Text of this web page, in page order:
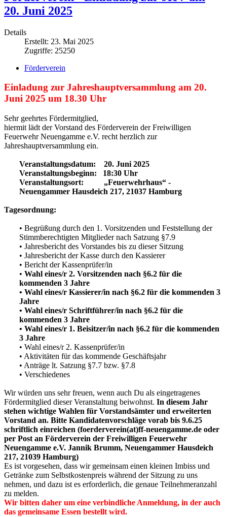
20. Juni 2025
Details
Erstellt: 23. Mai 2025
Zugriffe: 25250
Förderverein
Einladung zur Jahreshauptversammlung am 20.
Juni 2025 um 18.30 Uhr
Sehr geehrtes Fördermitglied,
hiermit lädt der Vorstand des Förderverein der Freiwilligen
Feuerwehr Neuengamme e.V. recht herzlich zur
Jahreshauptversammlung ein.
Veranstaltungsdatum: 20. Juni 2025
Veranstaltungsbeginn: 18:30 Uhr
Veranstaltungsort: „Feuerwehrhaus“ -
Neuengammer Hausdeich 217, 21037 Hamburg
Tagesordnung:
• Begrüßung durch den 1. Vorsitzenden und Feststellung der
Stimmberechtigten Mitglieder nach Satzung §7.9
• Jahresbericht des Vorstandes bis zu dieser Sitzung
• Jahresbericht der Kasse durch den Kassierer
• Bericht der Kassenprüfer/in
• Wahl eines/r 2. Vorsitzenden nach §6.2 für die
kommenden 3 Jahre
• Wahl eines/r Kassierer/in nach §6.2 für die kommenden 3
Jahre
• Wahl eines/r Schriftführer/in nach §6.2 für die
kommenden 3 Jahre
• Wahl eines/r 1. Beisitzer/in nach §6.2 für die kommenden
3 Jahre
• Wahl eines/r 2. Kassenprüfer/in
• Aktivitäten für das kommende Geschäftsjahr
• Anträge lt. Satzung §7.7 bzw. §7.8
• Verschiedenes
Wir würden uns sehr freuen, wenn auch Du als eingetragenes
Fördermitglied dieser Veranstaltung beiwohnst. In diesem Jahr
stehen wichtige Wahlen für Vorstandsämter und erweiterten
Vorstand an. Bitte Kandidatenvorschläge vorab bis 9.6.25
schriftlich einreichen (foerderverein(at)ff-neuengamme.de oder
per Post an Förderverein der Freiwilligen Feuerwehr
Neuengamme e.V. Jannik Brumm, Neuengammer Hausdeich
217, 21039 Hamburg)
Es ist vorgesehen, dass wir gemeinsam einen kleinen Imbiss und
Getränke zum Selbstkostenpreis während der Sitzung zu uns
nehmen, und dazu ist es erforderlich, die genaue Teilnehmeranzahl
zu melden.
Wir bitten daher um eine verbindliche Anmeldung, in der auch
das gemeinsame Essen bestellt wird.